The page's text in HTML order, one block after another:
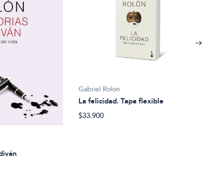
Gabriel Rolon
La felicidad. Tapa flexible
$33.900